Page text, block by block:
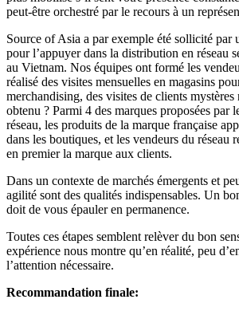
peut-être orchestré par le recours à un
Source of Asia a par exemple été sollicité par
pour l’appuyer dans la distribution en réseau
au Vietnam. Nos équipes ont formé les
réalisé des visites mensuelles en magasins
merchandising, des visites de clients
obtenu ? Parmi 4 des marques proposées par
réseau, les produits de la marque française
dans les boutiques, et les vendeurs du réseau
en premier la marque aux clients.
Dans un contexte de marchés émergents et
agilité sont des qualités indispensables. Un
doit de vous épauler en permanence.
Toutes ces étapes semblent relèver du bon
expérience nous montre qu’en réalité, peu
l’attention nécessaire.
Recommandation finale: